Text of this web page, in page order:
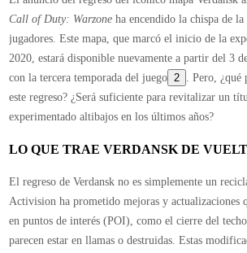
Nostalgia
Regresa:
Verdansk
Vuelve
a
Warzone
Call of Duty: Warzone ha encendido la chispa de
jugadores. Este mapa, que marcó el inicio de la
2020, estará disponible nuevamente a partir del 3
con la tercera temporada del juego 2
. Pero,
este regreso? ¿Será suficiente para revitalizar un
experimentado altibajos en los últimos años?
LO QUE TRAE VERDANSK DE
El regreso de Verdansk no es simplemente un
Activision ha prometido mejoras y actualizaciones
en puntos de interés (POI), como el cierre del
parecen estar en llamas o destruidas. Estas